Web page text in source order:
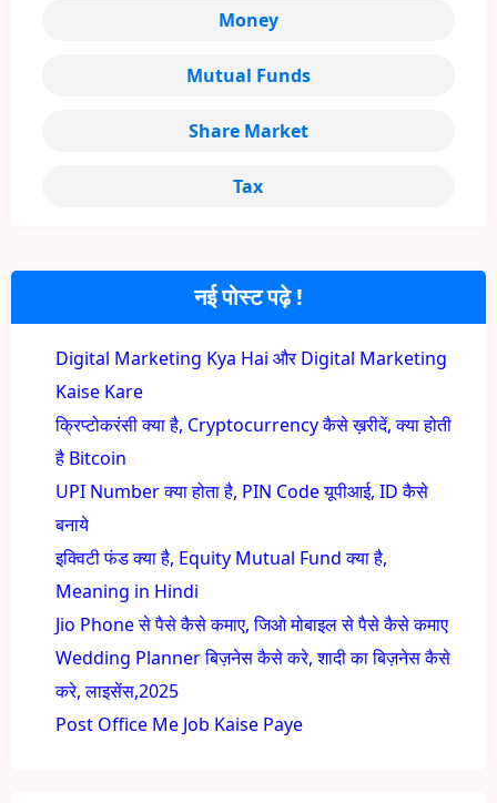
नई पोस्ट पढ़े !
Digital Marketing Kya Hai और Digital Marketing
Kaise Kare
क्रिप्टोकरंसी क्या है, Cryptocurrency कैसे ख़रीदें, क्या होती
है Bitcoin
UPI Number क्या होता है, PIN Code यूपीआई, ID कैसे
बनाये
इक्विटी फंड क्या है, Equity Mutual Fund क्या है,
Meaning in Hindi
Jio Phone से पैसे कैसे कमाए, जिओ मोबाइल से पैसे कैसे कमाए
Wedding Planner बिज़नेस कैसे करे, शादी का बिज़नेस कैसे
करे, लाइसेंस,2025
Post Office Me Job Kaise Paye
Money
Mutual Funds
Share Market
Tax